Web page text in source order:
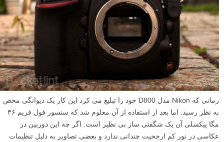
زمانی که Nikon مدل D800 خود را تبلیغ می کرد این کار یک دیوانگی محض
به نظر رسید. اما بعد از استفاده از آن معلوم شد که سنسور فول فریم ۳۶
مگا پیکسلی آن یک شگفتی ساز بی نظیر است. اگر چه این دوربین در
عکاسی در نور کم ارجحیت چندانی ندارد و بعضی تصاویر به دلیل تنظیمات